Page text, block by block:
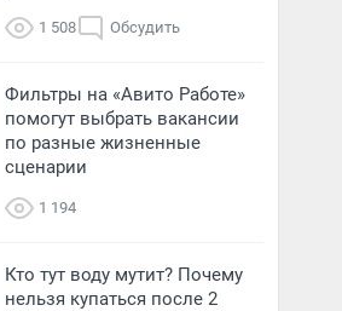
1 508 Обсудить
Фильтры на «Авито Работе»
помогут выбрать вакансии
по разные жизненные
сценарии
1 194
Кто тут воду мутит? Почему
нельзя купаться после 2